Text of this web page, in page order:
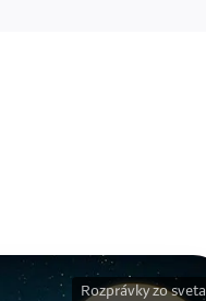
Rozprávky zo sveta